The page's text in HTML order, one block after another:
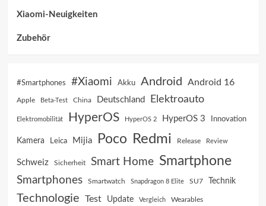
Xiaomi-Neuigkeiten
Zubehör
#Smartphones #Xiaomi Akku Android Android 16
Apple Beta-Test China Deutschland Elektroauto
Elektromobilität HyperOS HyperOS 2 HyperOS 3 Innovation
Kamera Leica Mijia Poco Redmi Release Review
Schweiz Sicherheit Smart Home Smartphone
Smartphones Smartwatch Snapdragon 8 Elite SU7 Technik
Technologie Test Update Vergleich Wearables